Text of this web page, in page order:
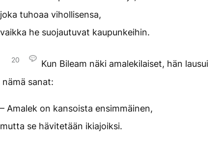
joka tuhoaa vihollisensa,
vaikka he suojautuvat kaupunkeihin.
20
Kun Bileam näki amalekilaiset, hän lausui
nämä sanat:
– Amalek on kansoista ensimmäinen,
mutta se hävitetään ikiajoiksi.